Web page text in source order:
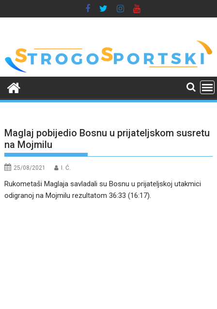
to
Maglaj pobijedio Bosnu u prijateljskom susretu
na Mojmilu
25/08/2021 I. Ć.
Rukometaši Maglaja savladali su Bosnu u prijateljskoj utakmici
odigranoj na Mojmilu rezultatom 36:33 (16:17).